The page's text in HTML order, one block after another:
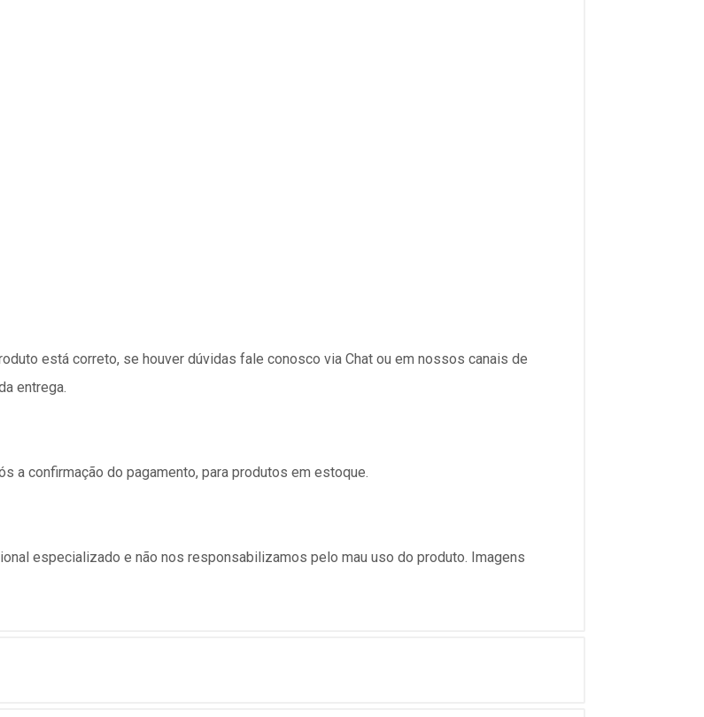
está correto, se houver dúvidas fale conosco via Chat ou em nossos canais de
entrega.
a confirmação do pagamento, para produtos em estoque.
especializado e não nos responsabilizamos pelo mau uso do produto. Imagens